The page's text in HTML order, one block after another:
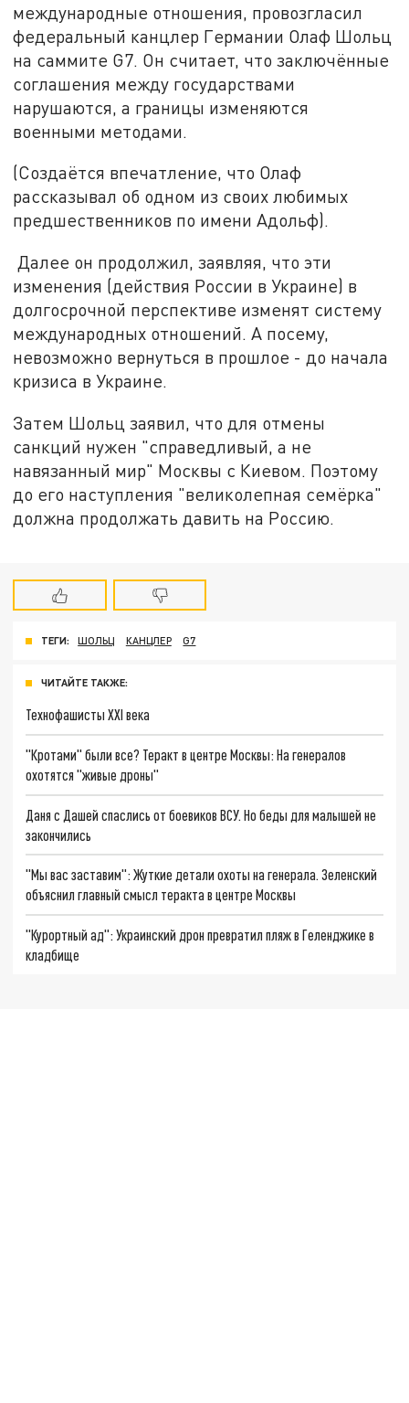
международные отношения, провозгласил
федеральный канцлер Германии Олаф Шольц
на саммите G7. Он считает, что заключённые
соглашения между государствами
нарушаются, а границы изменяются
военными методами.
(Создаётся впечатление, что Олаф
рассказывал об одном из своих любимых
предшественников по имени Адольф).
Далее он продолжил, заявляя, что эти
изменения (действия России в Украине) в
долгосрочной перспективе изменят систему
международных отношений. А посему,
невозможно вернуться в прошлое - до начала
кризиса в Украине.
Затем Шольц заявил, что для отмены
санкций нужен "справедливый, а не
навязанный мир" Москвы с Киевом. Поэтому
до его наступления "великолепная семёрка"
должна продолжать давить на Россию.
ТЕГИ: ШОЛЬЦ КАНЦЛЕР G7
ЧИТАЙТЕ ТАКЖЕ:
Технофашисты XXI века
"Кротами" были все? Теракт в центре Москвы: На генералов
охотятся "живые дроны"
Даня с Дашей спаслись от боевиков ВСУ. Но беды для малышей не
закончились
"Мы вас заставим": Жуткие детали охоты на генерала. Зеленский
объяснил главный смысл теракта в центре Москвы
"Курортный ад": Украинский дрон превратил пляж в Геленджике в
кладбище